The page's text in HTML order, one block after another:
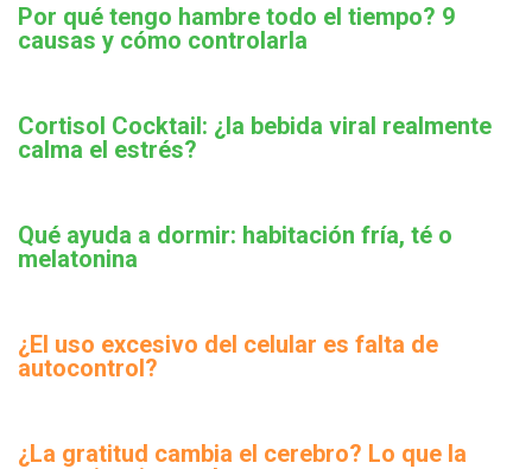
Por qué tengo hambre todo el tiempo? 9
causas y cómo controlarla
Cortisol Cocktail: ¿la bebida viral realmente
calma el estrés?
Qué ayuda a dormir: habitación fría, té o
melatonina
¿El uso excesivo del celular es falta de
autocontrol?
¿La gratitud cambia el cerebro? Lo que la